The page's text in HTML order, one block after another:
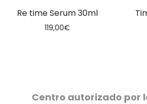
Re time Serum 30ml
119,00€
Centro autorizado por